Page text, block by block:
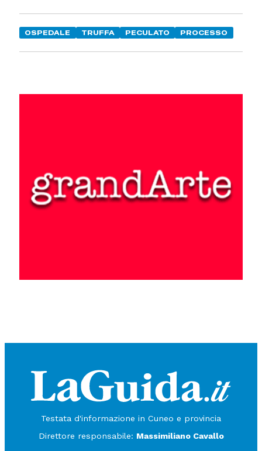
OSPEDALE TRUFFA PECULATO PROCESSO
Testata d'informazione in Cuneo e provincia
Direttore responsabile: Massimiliano Cavallo